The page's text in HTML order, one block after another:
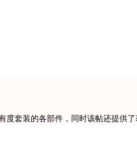
套装的各部件，同时该帖还提供